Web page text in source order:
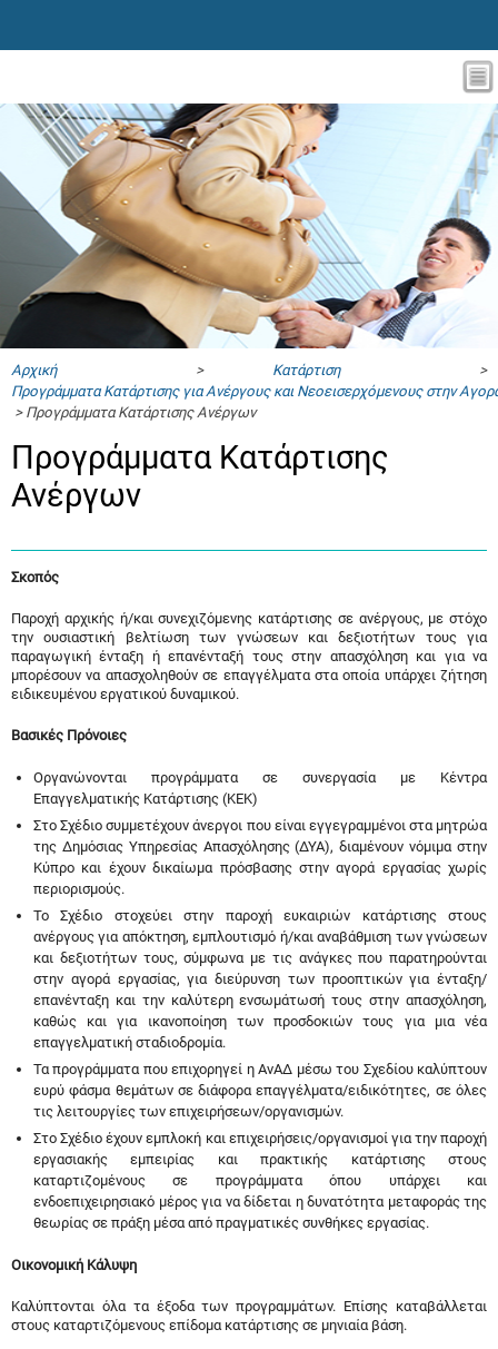
Αρχική> Κατάρτιση>
Προγράμματα Κατάρτισης για Ανέργους και Νεοεισερχόμενους στην
> Προγράμματα Κατάρτισης Ανέργων
Προγράμματα Κατάρτισης
Ανέργων
Σκοπός
Παροχή αρχικής ή/και συνεχιζόμενης κατάρτισης σε ανέργους, με στόχο
την ουσιαστική βελτίωση των γνώσεων και δεξιοτήτων τους για
παραγωγική ένταξη ή επανένταξή τους στην απασχόληση και για να
μπορέσουν να απασχοληθούν σε επαγγέλματα στα οποία υπάρχει ζήτηση
ειδικευμένου εργατικού δυναμικού.
Βασικές Πρόνοιες
Οργανώνονται προγράμματα σε συνεργασία με Κέντρα
Επαγγελματικής Κατάρτισης (ΚΕΚ)
Στο Σχέδιο συμμετέχουν άνεργοι που είναι εγγεγραμμένοι στα μητρώα
της Δημόσιας Υπηρεσίας Απασχόλησης (ΔΥΑ), διαμένουν νόμιμα στην
Κύπρο και έχουν δικαίωμα πρόσβασης στην αγορά εργασίας χωρίς
περιορισμούς.
Το Σχέδιο στοχεύει στην παροχή ευκαιριών κατάρτισης στους
ανέργους για απόκτηση, εμπλουτισμό ή/και αναβάθμιση των γνώσεων
και δεξιοτήτων τους, σύμφωνα με τις ανάγκες που παρατηρούνται
στην αγορά εργασίας, για διεύρυνση των προοπτικών για ένταξη/
επανένταξη και την καλύτερη ενσωμάτωσή τους στην απασχόληση,
καθώς και για ικανοποίηση των προσδοκιών τους για μια νέα
επαγγελματική σταδιοδρομία.
Τα προγράμματα που επιχορηγεί η ΑνΑΔ μέσω του Σχεδίου καλύπτουν
ευρύ φάσμα θεμάτων σε διάφορα επαγγέλματα/ειδικότητες, σε όλες
τις λειτουργίες των επιχειρήσεων/οργανισμών.
Στο Σχέδιο έχουν εμπλοκή και επιχειρήσεις/οργανισμοί για την παροχή
εργασιακής εμπειρίας και πρακτικής κατάρτισης στους
καταρτιζομένους σε προγράμματα όπου υπάρχει και
ενδοεπιχειρησιακό μέρος για να δίδεται η δυνατότητα μεταφοράς της
θεωρίας σε πράξη μέσα από πραγματικές συνθήκες εργασίας.
Οικονομική Κάλυψη
Καλύπτονται όλα τα έξοδα των προγραμμάτων. Επίσης καταβάλλεται
στους καταρτιζόμενους επίδομα κατάρτισης σε μηνιαία βάση.